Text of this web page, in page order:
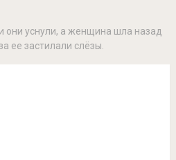
они уснули, а женщина шла назад
ее застилали слёзы.